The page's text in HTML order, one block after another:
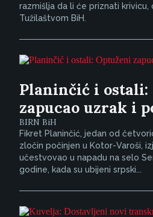
razmišlja da li će priznati
Tužilaštvom BiH.
Planinčić i ostali:
zapucao uzrak i
BIRN BiH
Fikret Planinčić, jedan od
zločin počinjen u Kotor-Varoši,
učestvovao u napadu na selo
godine, kada su ubijeni srpski...